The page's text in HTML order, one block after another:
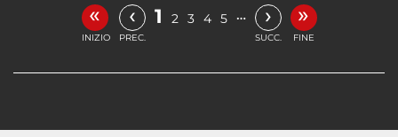
«
INIZIO
‹
PREC.
1 2 3 4 5 … ›
SUCC.
»
FINE